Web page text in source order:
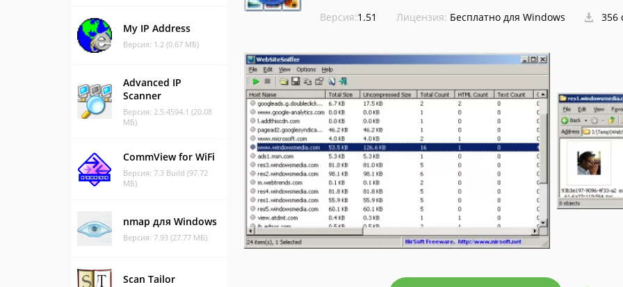
My IP Address
Версия: 1.2 (0.67 МБ)
Advanced IP
Scanner
Версия: 2.5.4594.1 (20.08
МБ)
CommView for WiFi
Версия: 7.3 Build (97.72
МБ)
nmap для Windows
Версия: 7.93 (27.77 МБ)
Scan Tailor
Версия:1.51 Лицензия: Бесплатно для Windows 356